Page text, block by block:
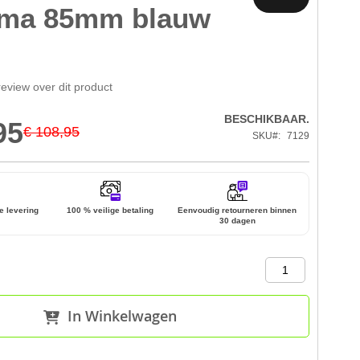
85mm blauw
over dit product
€ 108,95
BESCHIKBAAR.
SKU 7129
levering 100 % veilige betaling
Eenvoudig retourneren binnen
30 dagen
In Winkelwagen